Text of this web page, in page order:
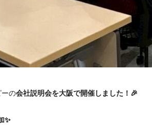
の会社説明会を大阪で開催しました！🎉
✨